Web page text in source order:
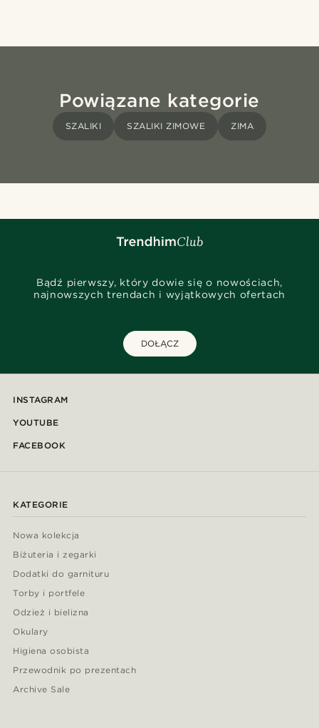
Powiązane kategorie
SZALIKI SZALIKI ZIMOWE ZIMA
Bądź pierwszy, który dowie się o nowościach,
najnowszych trendach i wyjątkowych ofertach
DOŁĄCZ
INSTAGRAM
YOUTUBE
FACEBOOK
KATEGORIE
Nowa kolekcja
Biżuteria i zegarki
Dodatki do garnituru
Torby i portfele
Odzież i bielizna
Okulary
Higiena osobista
Przewodnik po prezentach
Archive Sale